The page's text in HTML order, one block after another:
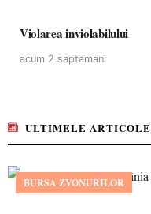
Violarea inviolabilului
acum 2 saptamani
ULTIMELE ARTICOLE
BURSA ZVONURILOR